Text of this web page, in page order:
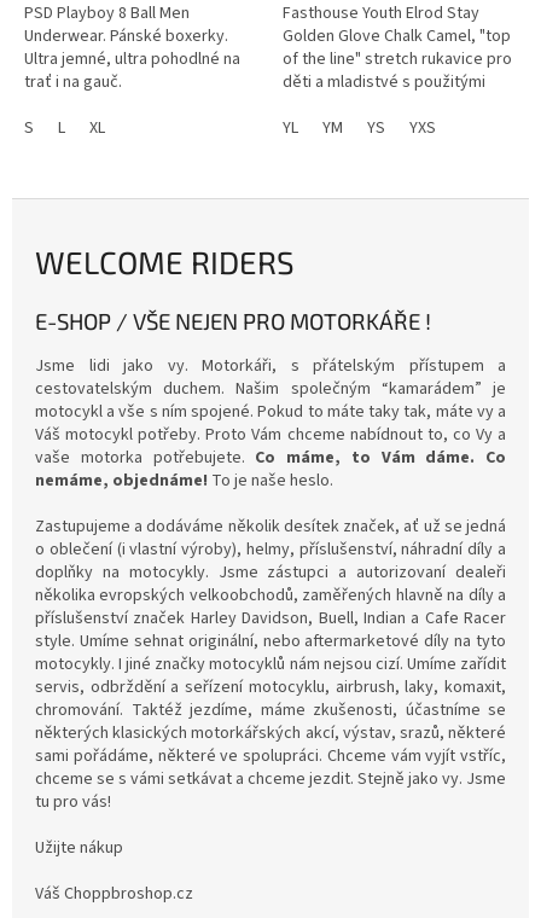
PSD Playboy 8 Ball Men
Underwear. Pánské boxerky.
Ultra jemné, ultra pohodlné na
trať i na gauč.
S
L XL
Fasthouse Youth Elrod Stay
Golden Glove Chalk Camel, "top
of the line" stretch rukavice pro
děti a mladistvé s použitými
ovládání dotykových...
YL YM YS YXS
WELCOME RIDERS
E-SHOP / VŠE NEJEN PRO MOTORKÁŘE !
Jsme lidi jako vy. Motorkáři, s přátelským přístupem a
cestovatelským duchem. Našim společným “kamarádem” je
motocykl a vše s ním spojené. Pokud to máte taky tak, máte vy a
Váš motocykl potřeby. ProtoVám chceme nabídnout to, co Vy a
vaše motorka potřebujete. Co máme, to Vám dáme. Co
nemáme, objednáme! To je naše heslo.
Zastupujeme a dodáváme několik desítek značek, ať už se jedná
o oblečení (i vlastní výroby), helmy, příslušenství, náhradní díly a
doplňky na motocykly. Jsme zástupci a autorizovaní dealeři
několika evropských velkoobchodů, zaměřených hlavně na díly a
příslušenství značek Harley Davidson, Buell, Indian a Cafe Racer
style. Umíme sehnat originální, nebo aftermarketové díly na tyto
motocykly. I jiné značky motocyklů nám nejsou cizí. Umíme zařídit
servis, odbrždění a seřízení motocyklu, airbrush, laky, komaxit,
chromování. Taktéž jezdíme, máme zkušenosti, účastníme se
některých klasických motorkářských akcí, výstav, srazů, některé
sami pořádáme, některé ve spolupráci. Chceme vám vyjít vstříc,
chceme se s vámi setkávat a chceme jezdit. Stejně jako vy. Jsme
tu pro vás!
Užijte nákup
Váš Choppbroshop.cz